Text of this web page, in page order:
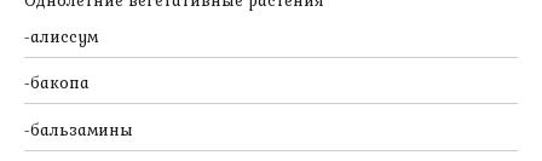
алиссум
бакопа
бальзамины